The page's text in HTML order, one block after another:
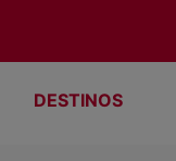
DESTINOS